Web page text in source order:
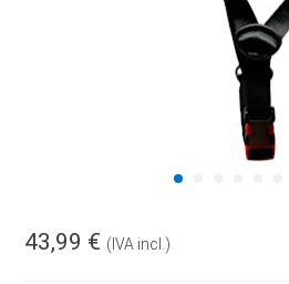
43,99 € (IVA incl.)